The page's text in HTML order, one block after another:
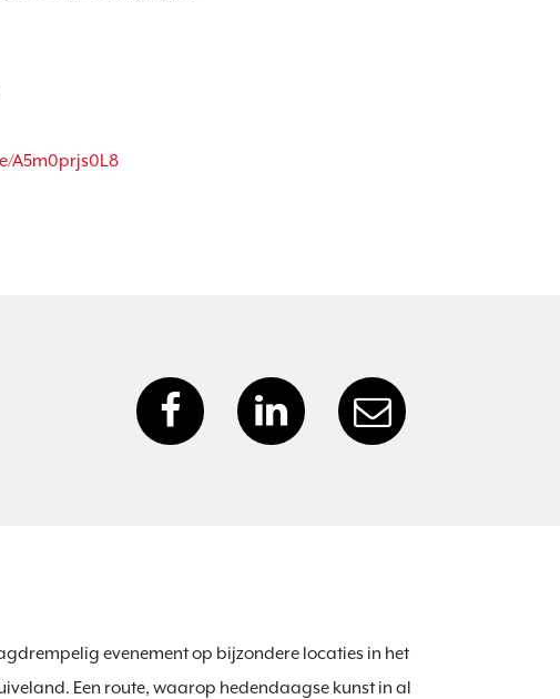
A5m0prjs0L8
evenement op bijzondere locaties in het
Een route, waarop hedendaagse kunst in al